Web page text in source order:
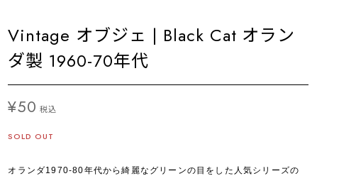
Vintage オブジェ | Black Cat オラン
ダ製 1960-70年代
¥50 税込
SOLD OUT
オランダ1970-80年代から綺麗なグリーンの目をした人気シリーズの